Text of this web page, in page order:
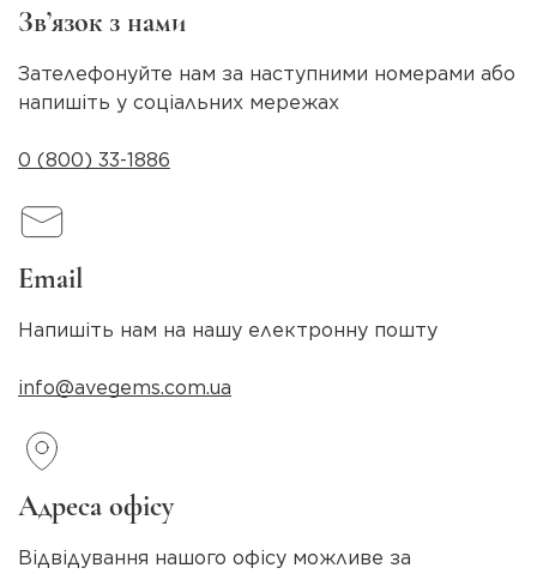
Зв’язок з нами
Зателефонуйте нам за наступними номерами або
напишіть у соціальних мережах
0 (800) 33-1886
Email
Напишіть нам на нашу електронну пошту
info@avegems.com.ua
Адреса офісу
Відвідування нашого офісу можливе за